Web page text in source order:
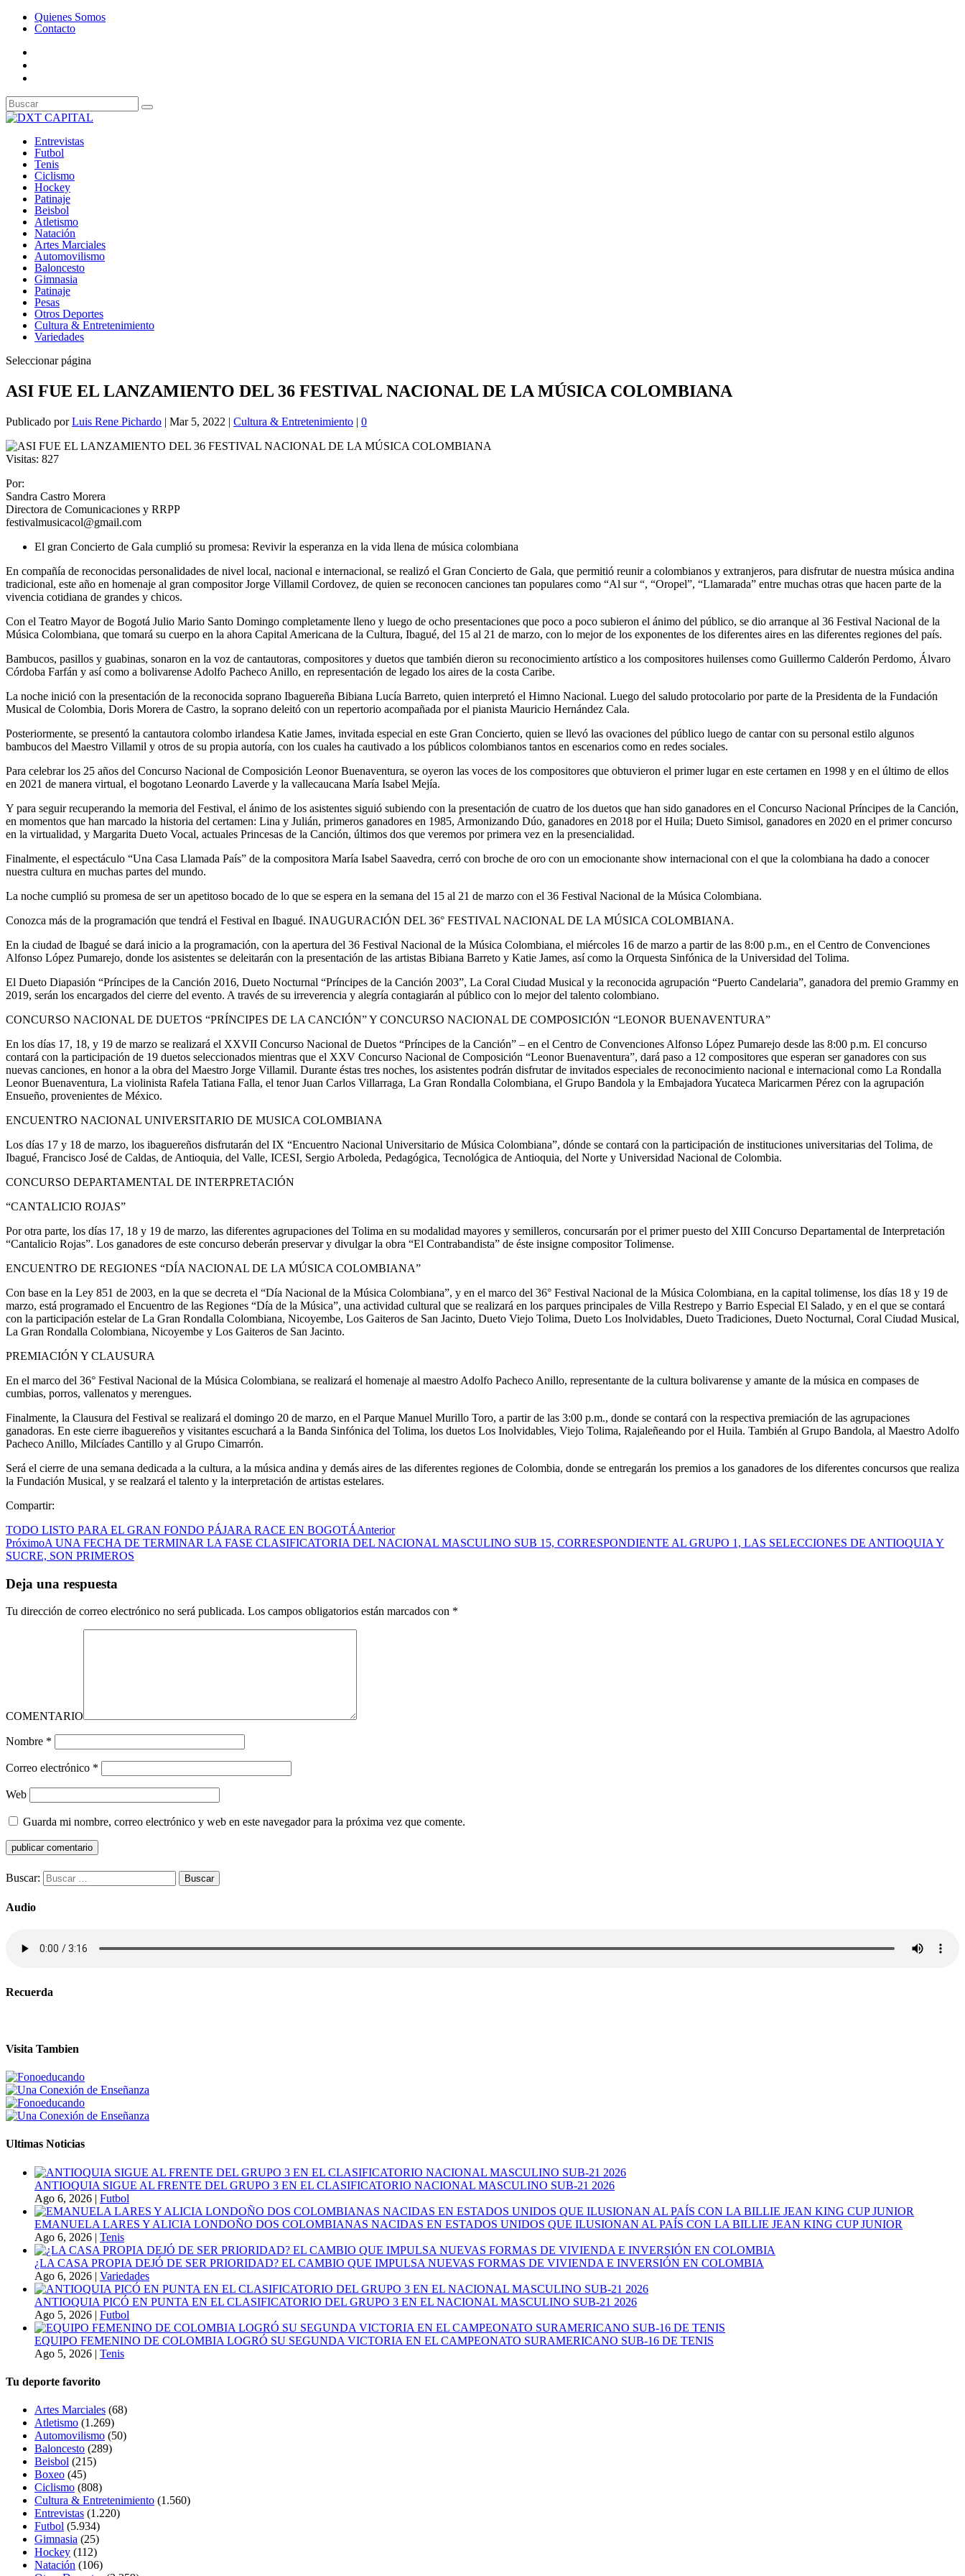
Quienes Somos
Contacto
Entrevistas
Futbol
Tenis
Ciclismo
Hockey
Patinaje
Beisbol
Atletismo
Natación
Artes Marciales
Automovilismo
Baloncesto
Gimnasia
Patinaje
Pesas
Otros Deportes
Cultura & Entretenimiento
Variedades
Seleccionar página
ASI FUE EL LANZAMIENTO DEL 36 FESTIVAL NACIONAL DE LA MÚSICA COLOMBIANA
Publicado porLuis Rene Pichardo | Mar 5, 2022 | Cultura & Entretenimiento | 0
Visitas: 827
Por:
Sandra Castro Morera
Directora de Comunicaciones y RRPP
festivalmusicacol@gmail.com
El gran Concierto de Gala cumplió su promesa: Revivir la esperanza en la vida llena de música colombiana
En compañía de reconocidas personalidades de nivel local, nacional e internacional, se realizó el Gran Concierto de Gala, que permitió reunir a colombianos y extranjeros, para disfrutar de nuestra música andina
tradicional, este año en homenaje al gran compositor Jorge Villamil Cordovez, de quien se reconocen canciones tan populares como “Al sur “, “Oropel”, “Llamarada” entre muchas otras que hacen parte de la
vivencia cotidiana de grandes y chicos.
Con el Teatro Mayor de Bogotá Julio Mario Santo Domingo completamente lleno y luego de ocho presentaciones que poco a poco subieron el ánimo del público, se dio arranque al 36 Festival Nacional de la
Música Colombiana, que tomará su cuerpo en la ahora Capital Americana de la Cultura, Ibagué, del 15 al 21 de marzo, con lo mejor de los exponentes de los diferentes aires en las diferentes regiones del país.
Bambucos, pasillos y guabinas, sonaron en la voz de cantautoras, compositores y duetos que también dieron su reconocimiento artístico a los compositores huilenses como Guillermo Calderón Perdomo, Álvaro
Córdoba Farfán y así como a bolivarense Adolfo Pacheco Anillo, en representación de legado los aires de la costa Caribe.
La noche inició con la presentación de la reconocida soprano Ibaguereña Bibiana Lucía Barreto, quien interpretó el Himno Nacional. Luego del saludo protocolario por parte de la Presidenta de la Fundación
Musical de Colombia, Doris Morera de Castro, la soprano deleitó con un repertorio acompañada por el pianista Mauricio Hernández Cala.
Posteriormente, se presentó la cantautora colombo irlandesa Katie James, invitada especial en este Gran Concierto, quien se llevó las ovaciones del público luego de cantar con su personal estilo algunos
bambucos del Maestro Villamil y otros de su propia autoría, con los cuales ha cautivado a los públicos colombianos tantos en escenarios como en redes sociales.
Para celebrar los 25 años del Concurso Nacional de Composición Leonor Buenaventura, se oyeron las voces de los compositores que obtuvieron el primer lugar en este certamen en 1998 y en el último de ellos
en 2021 de manera virtual, el bogotano Leonardo Laverde y la vallecaucana María Isabel Mejía.
Y para seguir recuperando la memoria del Festival, el ánimo de los asistentes siguió subiendo con la presentación de cuatro de los duetos que han sido ganadores en el Concurso Nacional Príncipes de la Canción,
en momentos que han marcado la historia del certamen: Lina y Julián, primeros ganadores en 1985, Armonizando Dúo, ganadores en 2018 por el Huila; Dueto Simisol, ganadores en 2020 en el primer concurso
en la virtualidad, y Margarita Dueto Vocal, actuales Princesas de la Canción, últimos dos que veremos por primera vez en la presencialidad.
Finalmente, el espectáculo “Una Casa Llamada País” de la compositora María Isabel Saavedra, cerró con broche de oro con un emocionante show internacional con el que la colombiana ha dado a conocer
nuestra cultura en muchas partes del mundo.
La noche cumplió su promesa de ser un apetitoso bocado de lo que se espera en la semana del 15 al 21 de marzo con el 36 Festival Nacional de la Música Colombiana.
Conozca más de la programación que tendrá el Festival en Ibagué. INAUGURACIÓN DEL 36° FESTIVAL NACIONAL DE LA MÚSICA COLOMBIANA.
En la ciudad de Ibagué se dará inicio a la programación, con la apertura del 36 Festival Nacional de la Música Colombiana, el miércoles 16 de marzo a partir de las 8:00 p.m., en el Centro de Convenciones
Alfonso López Pumarejo, donde los asistentes se deleitarán con la presentación de las artistas Bibiana Barreto y Katie James, así como la Orquesta Sinfónica de la Universidad del Tolima.
El Dueto Diapasión “Príncipes de la Canción 2016, Dueto Nocturnal “Príncipes de la Canción 2003”, La Coral Ciudad Musical y la reconocida agrupación “Puerto Candelaria”, ganadora del premio Grammy en
2019, serán los encargados del cierre del evento. A través de su irreverencia y alegría contagiarán al público con lo mejor del talento colombiano.
CONCURSO NACIONAL DE DUETOS “PRÍNCIPES DE LA CANCIÓN” Y CONCURSO NACIONAL DE COMPOSICIÓN “LEONOR BUENAVENTURA”
En los días 17, 18, y 19 de marzo se realizará el XXVII Concurso Nacional de Duetos “Príncipes de la Canción” – en el Centro de Convenciones Alfonso López Pumarejo desde las 8:00 p.m. El concurso
contará con la participación de 19 duetos seleccionados mientras que el XXV Concurso Nacional de Composición “Leonor Buenaventura”, dará paso a 12 compositores que esperan ser ganadores con sus
nuevas canciones, en honor a la obra del Maestro Jorge Villamil. Durante éstas tres noches, los asistentes podrán disfrutar de invitados especiales de reconocimiento nacional e internacional como La Rondalla
Leonor Buenaventura, La violinista Rafela Tatiana Falla, el tenor Juan Carlos Villarraga, La Gran Rondalla Colombiana, el Grupo Bandola y la Embajadora Yucateca Maricarmen Pérez con la agrupación
Ensueño, provenientes de México.
ENCUENTRO NACIONAL UNIVERSITARIO DE MUSICA COLOMBIANA
Los días 17 y 18 de marzo, los ibaguereños disfrutarán del IX “Encuentro Nacional Universitario de Música Colombiana”, dónde se contará con la participación de instituciones universitarias del Tolima, de
Ibagué, Francisco José de Caldas, de Antioquia, del Valle, ICESI, Sergio Arboleda, Pedagógica, Tecnológica de Antioquia, del Norte y Universidad Nacional de Colombia.
CONCURSO DEPARTAMENTAL DE INTERPRETACIÓN
“CANTALICIO ROJAS”
Por otra parte, los días 17, 18 y 19 de marzo, las diferentes agrupaciones del Tolima en su modalidad mayores y semilleros, concursarán por el primer puesto del XIII Concurso Departamental de Interpretación
“Cantalicio Rojas”. Los ganadores de este concurso deberán preservar y divulgar la obra “El Contrabandista” de éste insigne compositor Tolimense.
ENCUENTRO DE REGIONES “DÍA NACIONAL DE LA MÚSICA COLOMBIANA”
Con base en la Ley 851 de 2003, en la que se decreta el “Día Nacional de la Música Colombiana”, y en el marco del 36° Festival Nacional de la Música Colombiana, en la capital tolimense, los días 18 y 19 de
marzo, está programado el Encuentro de las Regiones “Día de la Música”, una actividad cultural que se realizará en los parques principales de Villa Restrepo y Barrio Especial El Salado, y en el que se contará
con la participación estelar de La Gran Rondalla Colombiana, Nicoyembe, Los Gaiteros de San Jacinto, Dueto Viejo Tolima, Dueto Los Inolvidables, Dueto Tradiciones, Dueto Nocturnal, Coral Ciudad Musical,
La Gran Rondalla Colombiana, Nicoyembe y Los Gaiteros de San Jacinto.
PREMIACIÓN Y CLAUSURA
En el marco del 36° Festival Nacional de la Música Colombiana, se realizará el homenaje al maestro Adolfo Pacheco Anillo, representante de la cultura bolivarense y amante de la música en compases de
cumbias, porros, vallenatos y merengues.
Finalmente, la Clausura del Festival se realizará el domingo 20 de marzo, en el Parque Manuel Murillo Toro, a partir de las 3:00 p.m., donde se contará con la respectiva premiación de las agrupaciones
ganadoras. En este cierre ibaguereños y visitantes escuchará a la Banda Sinfónica del Tolima, los duetos Los Inolvidables, Viejo Tolima, Rajaleñeando por el Huila. También al Grupo Bandola, al Maestro Adolfo
Pacheco Anillo, Milcíades Cantillo y al Grupo Cimarrón.
Será el cierre de una semana dedicada a la cultura, a la música andina y demás aires de las diferentes regiones de Colombia, donde se entregarán los premios a los ganadores de los diferentes concursos que realiza
la Fundación Musical, y se realzará el talento y la interpretación de artistas estelares.
Compartir:
TODO LISTO PARA EL GRAN FONDO PÁJARA RACE EN BOGOTÁAnterior
PróximoA UNA FECHA DE TERMINAR LA FASE CLASIFICATORIA DEL NACIONAL MASCULINO SUB 15, CORRESPONDIENTE AL GRUPO 1, LAS SELECCIONES DE ANTIOQUIA Y
SUCRE, SON PRIMEROS
Deja una respuesta
Tu dirección de correo electrónico no será publicada. Los campos obligatorios están marcados con *
COMENTARIO
Nombre *
Correo electrónico *
Web
Guarda mi nombre, correo electrónico y web en este navegador para la próxima vez que comente.
Buscar:
Audio
Recuerda
Visita Tambien
Ultimas Noticias
ANTIOQUIA SIGUE AL FRENTE DEL GRUPO 3 EN EL CLASIFICATORIO NACIONAL MASCULINO SUB-21 2026
Ago 6, 2026 | Futbol
EMANUELA LARES Y ALICIA LONDOÑO DOS COLOMBIANAS NACIDAS EN ESTADOS UNIDOS QUE ILUSIONAN AL PAÍS CON LA BILLIE JEAN KING CUP JUNIOR
Ago 6, 2026 | Tenis
¿LA CASA PROPIA DEJÓ DE SER PRIORIDAD? EL CAMBIO QUE IMPULSA NUEVAS FORMAS DE VIVIENDA E INVERSIÓN EN COLOMBIA
Ago 6, 2026 | Variedades
ANTIOQUIA PICÓ EN PUNTA EN EL CLASIFICATORIO DEL GRUPO 3 EN EL NACIONAL MASCULINO SUB-21 2026
Ago 5, 2026 | Futbol
EQUIPO FEMENINO DE COLOMBIA LOGRÓ SU SEGUNDA VICTORIA EN EL CAMPEONATO SURAMERICANO SUB-16 DE TENIS
Ago 5, 2026 | Tenis
Tu deporte favorito
Artes Marciales (68)
Atletismo (1.269)
Automovilismo (50)
Baloncesto (289)
Beisbol (215)
Boxeo (45)
Ciclismo (808)
Cultura & Entretenimiento (1.560)
Entrevistas (1.220)
Futbol (5.934)
Gimnasia (25)
Hockey (112)
Natación (106)